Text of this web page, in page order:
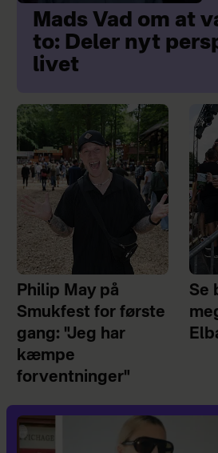
Mads Vad om at
to: Deler nyt
livet
Philip May på
Smukfest for første
gang: "Jeg har
kæmpe
forventninger"
Se